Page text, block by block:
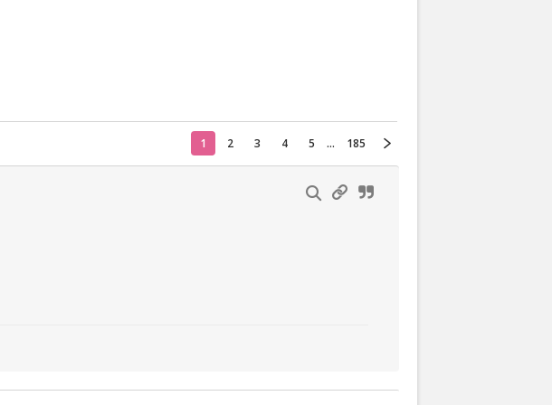
Thuis
1 2 3 4 5 ... 185